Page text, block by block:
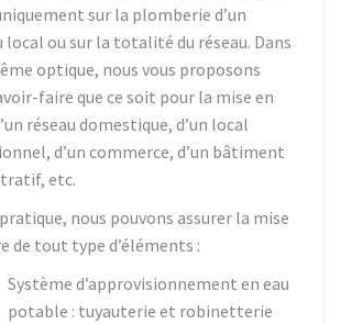
sur la plomberie d’un
local ou sur la totalité du réseau. Dans
optique, nous vous proposons
faire que ce soit pour la mise en
réseau domestique, d’un local
d’un commerce, d’un bâtiment
etc.
nous pouvons assurer la mise
de tout type d’éléments :
Système d’approvisionnement en eau
potable : tuyauterie et robinetterie